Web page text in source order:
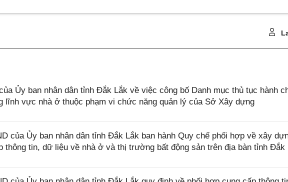
Ủy ban nhân dân tỉnh Đắk Lắk về việc công bố Danh mục thủ tục hành
lĩnh vực nhà ở thuộc phạm vi chức năng quản lý của Sở Xây dựng
của Ủy ban nhân dân tỉnh Đắk Lắk ban hành Quy chế phối hợp về xây
thông tin, dữ liệu về nhà ở và thị trường bất động sản trên địa bàn tỉnh Đắk